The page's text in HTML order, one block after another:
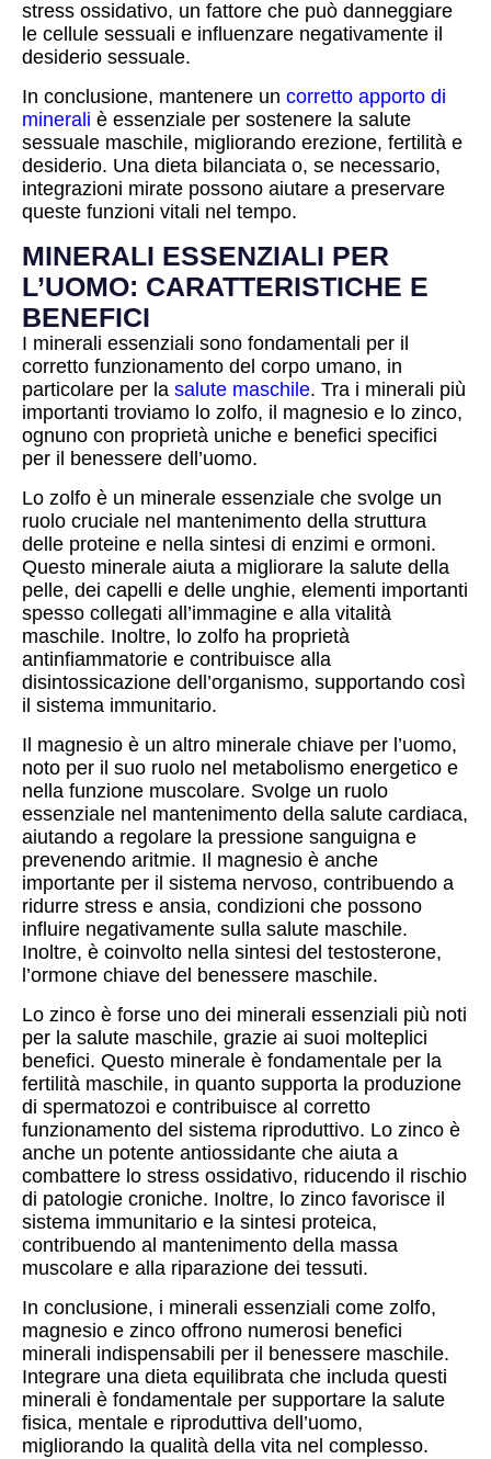
stress ossidativo, un fattore che può danneggiare
le cellule sessuali e influenzare negativamente il
desiderio sessuale.
In conclusione, mantenere un corretto apporto di
minerali è essenziale per sostenere la salute
sessuale maschile, migliorando erezione, fertilità e
desiderio. Una dieta bilanciata o, se necessario,
integrazioni mirate possono aiutare a preservare
queste funzioni vitali nel tempo.
MINERALI ESSENZIALI PER
L’UOMO: CARATTERISTICHE E
BENEFICI
I minerali essenziali sono fondamentali per il
corretto funzionamento del corpo umano, in
particolare per la salute maschile. Tra i minerali più
importanti troviamo lo zolfo, il magnesio e lo zinco,
ognuno con proprietà uniche e benefici specifici
per il benessere dell’uomo.
Lo zolfo è un minerale essenziale che svolge un
ruolo cruciale nel mantenimento della struttura
delle proteine e nella sintesi di enzimi e ormoni.
Questo minerale aiuta a migliorare la salute della
pelle, dei capelli e delle unghie, elementi importanti
spesso collegati all’immagine e alla vitalità
maschile. Inoltre, lo zolfo ha proprietà
antinfiammatorie e contribuisce alla
disintossicazione dell’organismo, supportando così
il sistema immunitario.
Il magnesio è un altro minerale chiave per l’uomo,
noto per il suo ruolo nel metabolismo energetico e
nella funzione muscolare. Svolge un ruolo
essenziale nel mantenimento della salute cardiaca,
aiutando a regolare la pressione sanguigna e
prevenendo aritmie. Il magnesio è anche
importante per il sistema nervoso, contribuendo a
ridurre stress e ansia, condizioni che possono
influire negativamente sulla salute maschile.
Inoltre, è coinvolto nella sintesi del testosterone,
l’ormone chiave del benessere maschile.
Lo zinco è forse uno dei minerali essenziali più noti
per la salute maschile, grazie ai suoi molteplici
benefici. Questo minerale è fondamentale per la
fertilità maschile, in quanto supporta la produzione
di spermatozoi e contribuisce al corretto
funzionamento del sistema riproduttivo. Lo zinco è
anche un potente antiossidante che aiuta a
combattere lo stress ossidativo, riducendo il rischio
di patologie croniche. Inoltre, lo zinco favorisce il
sistema immunitario e la sintesi proteica,
contribuendo al mantenimento della massa
muscolare e alla riparazione dei tessuti.
In conclusione, i minerali essenziali come zolfo,
magnesio e zinco offrono numerosi benefici
minerali indispensabili per il benessere maschile.
Integrare una dieta equilibrata che includa questi
minerali è fondamentale per supportare la salute
fisica, mentale e riproduttiva dell’uomo,
migliorando la qualità della vita nel complesso.